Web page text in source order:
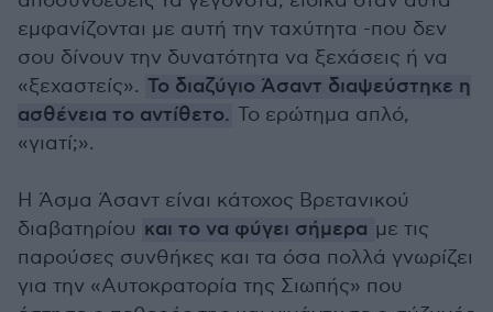
εμφανίζονται με αυτή την ταχύτητα -που δεν
σου δίνουν την δυνατότητα να ξεχάσεις ή να
«ξεχαστείς». Το διαζύγιο Άσαντ διαψεύστηκε η
ασθένεια το αντίθετο. Το ερώτημα απλό,
«γιατί;».
Η Άσμα Άσαντ είναι κάτοχος Βρετανικού
διαβατηρίου και το να φύγει σήμερα με τις
παρούσες συνθήκες και τα όσα πολλά γνωρίζει
για την «Αυτοκρατορία της Σιωπής» που